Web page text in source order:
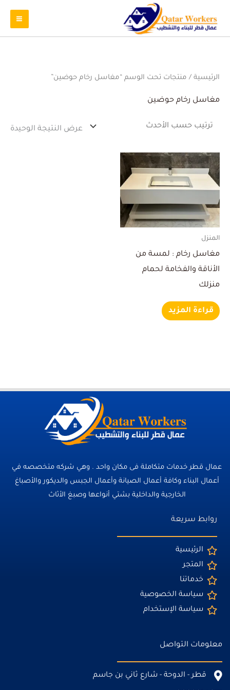
الرئيسية / منتجات تحت الوسم “مغاسل رخام حوضين”
مغاسل رخام حوضين
عرض النتيجة الوحيدة
المنزل
مغاسل رخام : لمسة من
الأناقة والفخامة لحمام
منزلك
قراءة المزيد
عمال قطر خدمات متكاملة فى مكان واحد . وهي شركه متخصصه في
أعمال البناء وكافة أعمال الصيانة وأعمال الجبس والديكور والأصباغ
الخارجية والداخلية بشتي أنواعها وصبغ الأثاث
روابط سريعة
الرئيسية
المتجر
خدماتنا
سياسة الخصوصية
سياسة الإستخدام
معلومات التواصل
قطر - الدوحة - شارع ثاني بن جاسم